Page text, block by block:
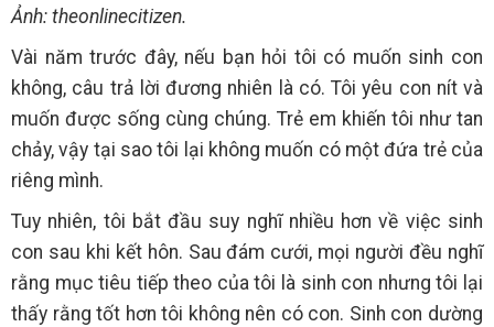
Ảnh: theonlinecitizen.
Vài năm trước đây, nếu bạn hỏi tôi có muốn sinh con
không, câu trả lời đương nhiên là có. Tôi yêu con nít và
muốn được sống cùng chúng. Trẻ em khiến tôi như tan
chảy, vậy tại sao tôi lại không muốn có một đứa trẻ của
riêng mình.
Tuy nhiên, tôi bắt đầu suy nghĩ nhiều hơn về việc sinh
con sau khi kết hôn. Sau đám cưới, mọi người đều nghĩ
rằng mục tiêu tiếp theo của tôi là sinh con nhưng tôi lại
thấy rằng tốt hơn tôi không nên có con. Sinh con dường